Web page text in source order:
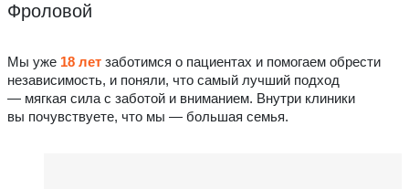
Фроловой
Мы уже 18 лет заботимся о пациентах и помогаем обрести
независимость, и поняли, что самый лучший подход
— мягкая сила с заботой и вниманием. Внутри клиники
вы почувствуете, что мы — большая семья.